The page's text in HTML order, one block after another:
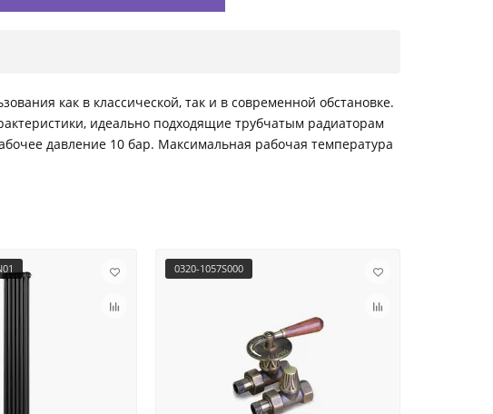
как в классической, так и в современной обстановке.
идеально подходящие трубчатым радиаторам
давление 10 бар. Максимальная рабочая температура
0320-1057S000